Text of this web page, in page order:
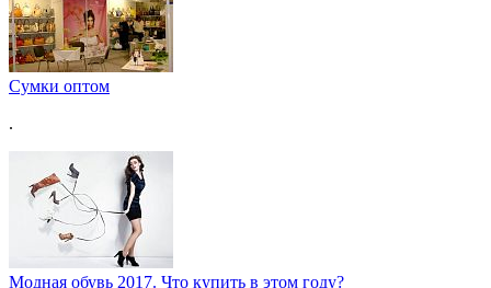
Сумки оптом
.
Модная обувь 2017. Что купить в этом году?